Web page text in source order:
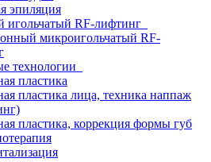
эпиляция
RF-лифтинг
микроигольчатый RF-
технологии
пластика
пластика лица, техника наппаж
пластика, коррекция формы губ